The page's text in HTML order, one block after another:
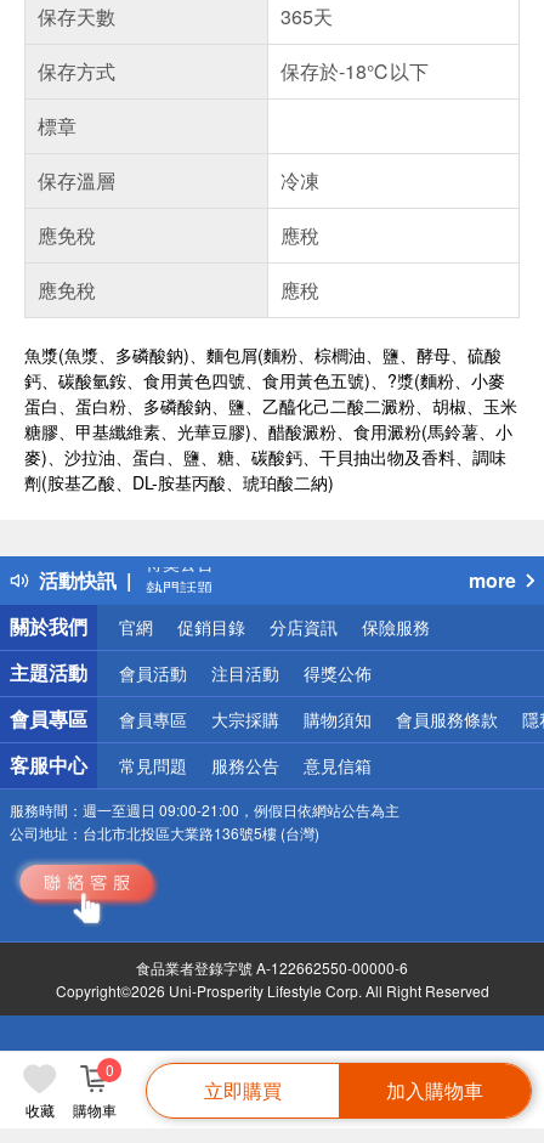
收藏 購物車
0
立即購買 加入購物車
保存天數
365天
保存方式
保存於-18℃以下
標章
保存溫層
冷凍
應免稅
應稅
應免稅
應稅
魚漿(魚漿、多磷酸鈉)、麵包屑(麵粉、棕櫚油、鹽、酵母、硫酸
鈣、碳酸氫銨、食用黃色四號、食用黃色五號)、?漿(麵粉、小麥
蛋白、蛋白粉、多磷酸鈉、鹽、乙醯化己二酸二澱粉、胡椒、玉米
糖膠、甲基纖維素、光華豆膠)、醋酸澱粉、食用澱粉(馬鈴薯、小
麥)、沙拉油、蛋白、鹽、糖、碳酸鈣、干貝抽出物及香料、調味
劑(胺基乙酸、DL-胺基丙酸、琥珀酸二納)
活動快訊
得獎公告
熱門話題
銀行優惠
偏遠地區配送
詐騙網頁！請小心！
more
關於我們
官網 促銷目錄 分店資訊 保險服務
主題活動 會員活動 注目活動 得獎公佈
會員專區 會員專區 大宗採購 購物須知 會員服務條款 隱
客服中心 常見問題 服務公告 意見信箱
服務時間： 週一至週日 09:00-21:00，例假日依網站公告為主
公司地址： 台北市北投區大業路136號5樓 (台灣)
食品業者登錄字號 A-122662550-00000-6
Copyright©2026 Uni-Prosperity Lifestyle Corp. All Right Reserved